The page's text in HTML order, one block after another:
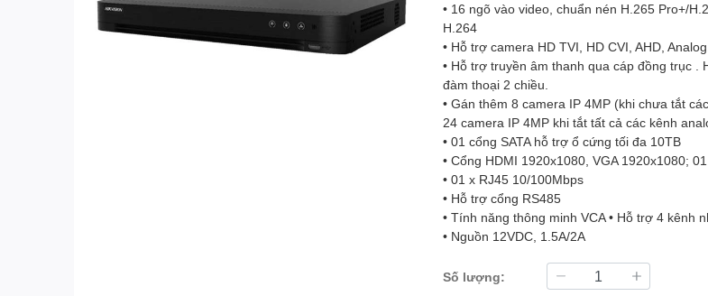
• 16 ngõ vào video, chuẩn nén H.265 Pro+/
H.264
• Hỗ trợ camera HD TVI, HD CVI, AHD, Analog.
• Hỗ trợ truyền âm thanh qua cáp đồng trục .
đàm thoại 2 chiều.
• Gán thêm 8 camera IP 4MP (khi chưa tắt
24 camera IP 4MP khi tắt tất cả các kênh
• 01 cổng SATA hỗ trợ ổ cứng tối đa 10TB
• Cổng HDMI 1920x1080, VGA 1920x1080;
• 01 x RJ45 10/100Mbps
• Hỗ trợ cổng RS485
• Tính năng thông minh VCA • Hỗ trợ 4 kênh
• Nguồn 12VDC, 1.5A/2A
Số lượng: